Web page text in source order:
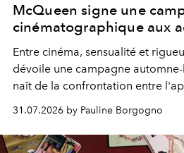
McQueen signe une
cinématographique aux
Entre cinéma, sensualité et
dévoile une campagne
naît de la confrontation entre
31.07.2026 by Pauline Borgogno